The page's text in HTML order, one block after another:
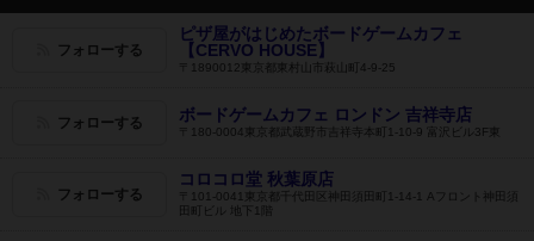
フォローする
ピザ屋がはじめたボードゲームカフェ
【CERVO HOUSE】
〒1890012東京都東村山市萩山町4-9-25
フォローする ボードゲームカフェ ロンドン 吉祥寺店
〒180-0004東京都武蔵野市吉祥寺本町1-10-9 富沢ビル3F東
フォローする
コロコロ堂 秋葉原店
〒101-0041東京都千代田区神田須田町1-14-1 Aフロント神田須
田町ビル 地下1階